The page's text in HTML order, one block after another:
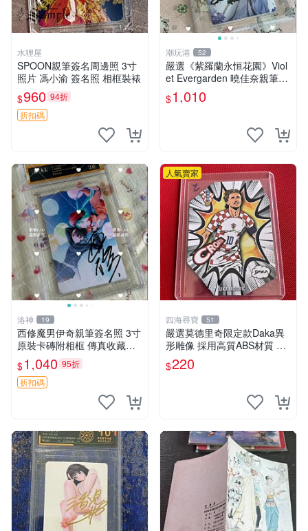
水狸屋
SPOON親筆簽名周邊照 3寸
照片 馮小渝 簽名照 相框裝裱
$960 94折
折扣碼
潮玩港 52
嚴選《紫羅蘭永恒花園》Viol
et Evergarden 曉佳奈親筆簽
名周邊 3寸照片 亞克力卡片
簽名照 紫羅蘭永恒花園 小說
$1,010
洛神 19
西修魔男伊奇親筆簽名照 3寸
原裝卡磚附相框 傳真收藏推
薦 照片包裝嚴實寄出 周邊 照
片 相框
$1,040 95折
折扣碼
人氣賣家
四海尋寶 51
嚴選莫德里奇限定款Daka異
形雕像 採用高質ABS材質 聲
光動力顯示 適合收藏家 國際
足壇巨星 異形造型 限量版 A
$220